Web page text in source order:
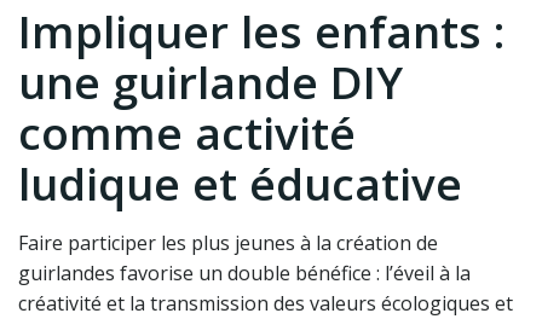
Impliquer les enfants :
une guirlande DIY
comme activité
ludique et éducative
Faire participer les plus jeunes à la création de
guirlandes favorise un double bénéfice : l’éveil à la
créativité et la transmission des valeurs écologiques et